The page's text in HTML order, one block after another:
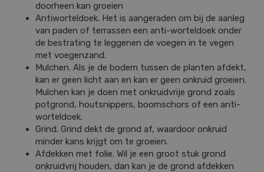
doorheen kan groeien
Antiworteldoek. Het is aangeraden om bij de aanleg
van paden of terrassen een anti-worteldoek onder
de bestrating te leggenen de voegen in te vegen
met voegenzand.
Mulchen. Als je de bodem tussen de planten afdekt,
kan er geen licht aan en kan er geen onkruid groeien.
Mulchen kan je doen met onkruidvrije grond zoals
potgrond, houtsnippers, boomschors of een anti-
worteldoek.
Grind. Grind dekt de grond af, waardoor onkruid
minder kans krijgt om te groeien.
Afdekken met folie. Wil je een groot stuk grond
onkruidvrij houden, dan kan je de grond afdekken